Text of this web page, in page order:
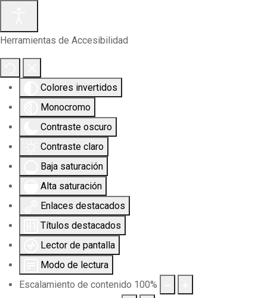
Herramientas de Accesibilidad
Colores invertidos
Monocromo
Contraste oscuro
Contraste claro
Baja saturación
Alta saturación
Enlaces destacados
Títulos destacados
Lector de pantalla
Modo de lectura
Escalamiento de contenido 100%